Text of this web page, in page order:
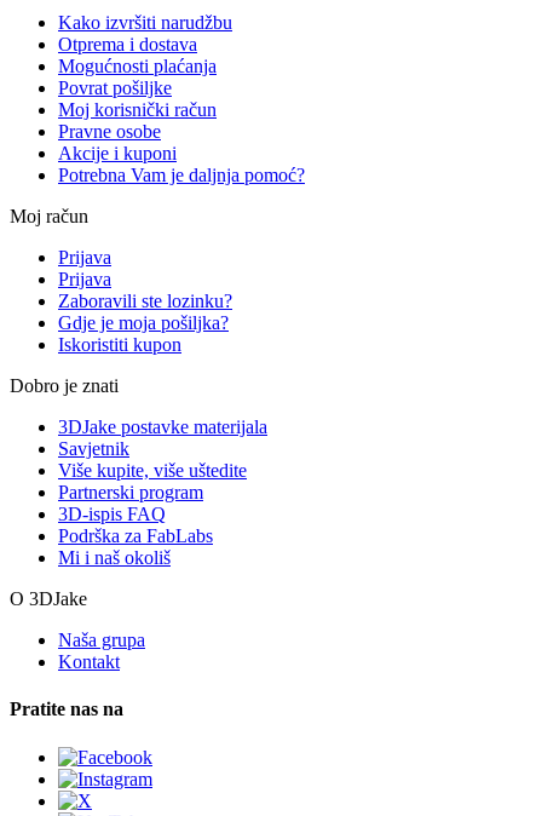
Kako izvršiti narudžbu
Otprema i dostava
Mogućnosti plaćanja
Povrat pošiljke
Moj korisnički račun
Pravne osobe
Akcije i kuponi
Potrebna Vam je daljnja pomoć?
Moj račun
Prijava
Prijava
Zaboravili ste lozinku?
Gdje je moja pošiljka?
Iskoristiti kupon
Dobro je znati
3DJake postavke materijala
Savjetnik
Više kupite, više uštedite
Partnerski program
3D-ispis FAQ
Podrška za FabLabs
Mi i naš okoliš
O 3DJake
Naša grupa
Kontakt
Pratite nas na